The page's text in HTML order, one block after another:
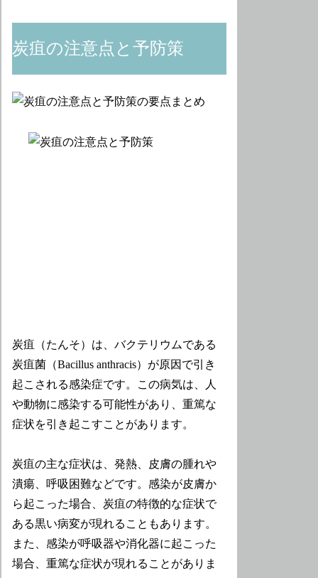
炭疽の注意点と予防策
炭疽（たんそ）は、バクテリウムである
炭疽菌（Bacillus anthracis）が原因で引き
起こされる感染症です。この病気は、人
や動物に感染する可能性があり、重篤な
症状を引き起こすことがあります。
炭疽の主な症状は、発熱、皮膚の腫れや
潰瘍、呼吸困難などです。感染が皮膚か
ら起こった場合、炭疽の特徴的な症状で
ある黒い病変が現れることもあります。
また、感染が呼吸器や消化器に起こった
場合、重篤な症状が現れることがありま